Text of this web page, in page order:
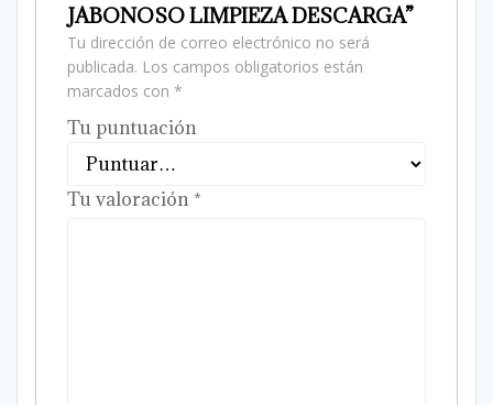
JABONOSO LIMPIEZA DESCARGA”
Tu dirección de correo electrónico no será
publicada. Los campos obligatorios están
marcados con *
Tu puntuación
Tu valoración *